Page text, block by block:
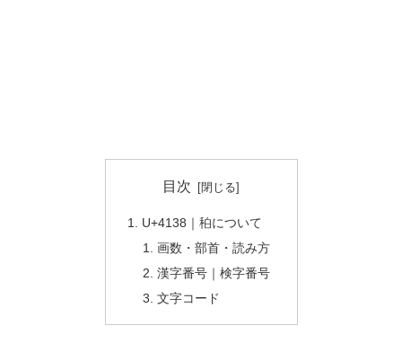
目次
U+4138｜䄸について
画数・部首・読み方
漢字番号｜検字番号
文字コード